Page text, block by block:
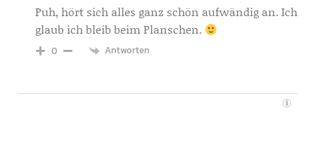
Puh, hört sich alles ganz schön aufwändig an. Ich
glaub ich bleib beim Planschen.
0 Antworten